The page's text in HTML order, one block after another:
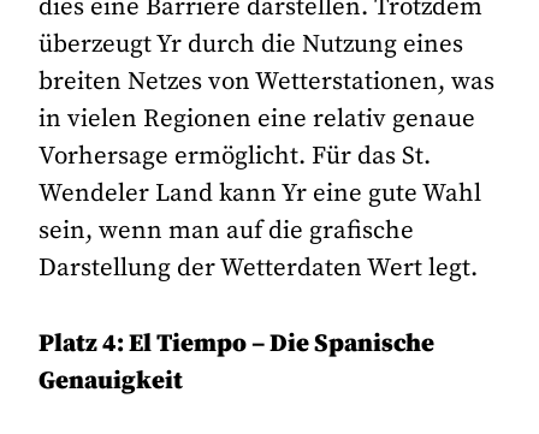
dies eine Barriere darstellen. Trotzdem
überzeugt Yr durch die Nutzung eines
breiten Netzes von Wetterstationen, was
in vielen Regionen eine relativ genaue
Vorhersage ermöglicht. Für das St.
Wendeler Land kann Yr eine gute Wahl
sein, wenn man auf die grafische
Darstellung der Wetterdaten Wert legt.
Platz 4: El Tiempo – Die Spanische
Genauigkeit